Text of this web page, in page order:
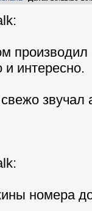
производил
и интересно.
звучал
номера